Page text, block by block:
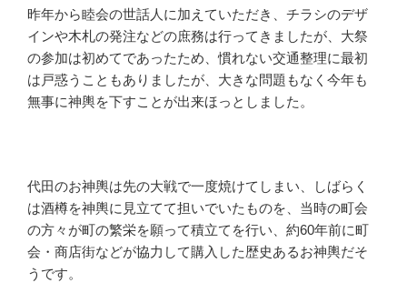
昨年から睦会の世話人に加えていただき、チラシのデザ
インや木札の発注などの庶務は行ってきましたが、大祭
の参加は初めてであったため、慣れない交通整理に最初
は戸惑うこともありましたが、大きな問題もなく今年も
無事に神輿を下すことが出来ほっとしました。
代田のお神輿は先の大戦で一度焼けてしまい、しばらく
は酒樽を神輿に見立てて担いでいたものを、当時の町会
の方々が町の繁栄を願って積立てを行い、約60年前に町
会・商店街などが協力して購入した歴史あるお神輿だそ
うです。